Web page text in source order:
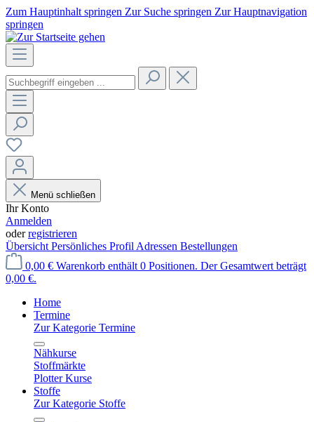
Zum Hauptinhalt springen Zur Suche springen Zur Hauptnavigation
springen
Menü schließen
Ihr Konto
Anmelden
oderregistrieren
Übersicht Persönliches Profil Adressen Bestellungen
0,00 € Warenkorb enthält 0 Positionen. Der Gesamtwert beträgt
0,00 €.
Home
Termine
Zur Kategorie Termine
Nähkurse
Stoffmärkte
Plotter Kurse
Stoffe
Zur Kategorie Stoffe